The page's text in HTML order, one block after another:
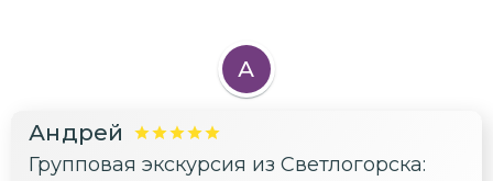
А
Андрей
Групповая экскурсия из Светлогорска: